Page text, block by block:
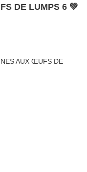
DE LUMPS 6 💚